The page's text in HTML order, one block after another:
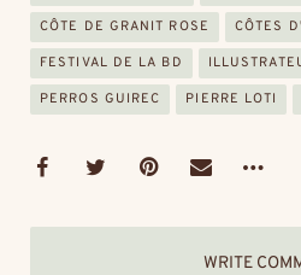
CÔTE DE GRANIT ROSE CÔTES
FESTIVAL DE LA BD
PERROS GUIREC PIERRE LOTI
WRITE